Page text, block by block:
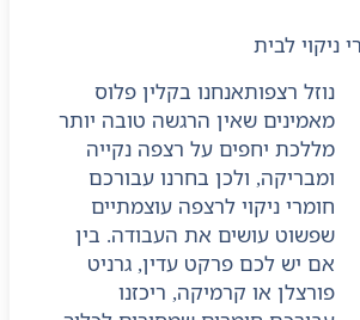
ניקוי לבית
נוזל רצפותאנחנו בקלין פלוס
מאמינים שאין הרגשה טובה יותר
מללכת יחפים על רצפה נקייה
ומבריקה, ולכן בחרנו עבורכם
חומרי ניקוי לרצפה עוצמתיים
שפשוט עושים את העבודה. בין
אם יש לכם פרקט עדין, גרניט
פורצלן או קרמיקה, ריכזנו